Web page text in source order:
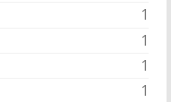
1
1
1
1